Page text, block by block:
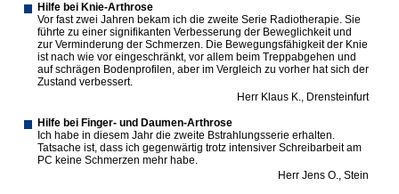
Hilfe bei Knie-Arthrose
Vor fast zwei Jahren bekam ich die zweite Serie Radiotherapie. Sie
führte zu einer signifikanten Verbesserung der Beweglichkeit und
zur Verminderung der Schmerzen. Die Bewegungsfähigkeit der Knie
ist nach wie vor eingeschränkt, vor allem beim Treppabgehen und
auf schrägen Bodenprofilen, aber im Vergleich zu vorher hat sich der
Zustand verbessert.
Herr Klaus K., Drensteinfurt
Hilfe bei Finger- und Daumen-Arthrose
Ich habe in diesem Jahr die zweite Bstrahlungsserie erhalten.
Tatsache ist, dass ich gegenwärtig trotz intensiver Schreibarbeit am
PC keine Schmerzen mehr habe.
Herr Jens O., Stein